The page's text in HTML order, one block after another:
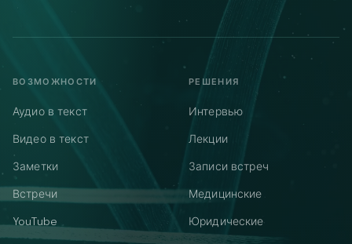
ВОЗМОЖНОСТИ
Аудио в текст
Видео в текст
Заметки
Встречи
YouTube
РЕШЕНИЯ
Интервью
Лекции
Записи встреч
Медицинские
Юридические